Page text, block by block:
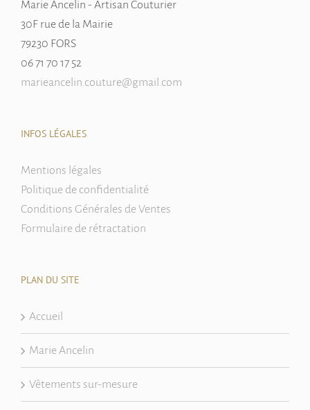
Marie Ancelin - Artisan Couturier
30F rue de la Mairie
79230 FORS
06 71 70 17 52
marieancelin.couture@gmail.com
INFOS LÉGALES
Mentions légales
Politique de confidentialité
Conditions Générales de Ventes
Formulaire de rétractation
PLAN DU SITE
Accueil
Marie Ancelin
Vêtements sur-mesure